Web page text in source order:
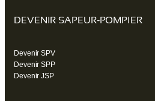
DEVENIR SAPEUR-POMPIER
Devenir SPV
Devenir SPP
Devenir JSP